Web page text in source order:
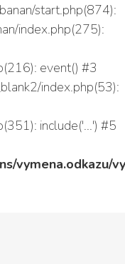
start.php(874):
index.php(275):
event() #3
index.php(53):
include('...') #5
vymena.odkazu/